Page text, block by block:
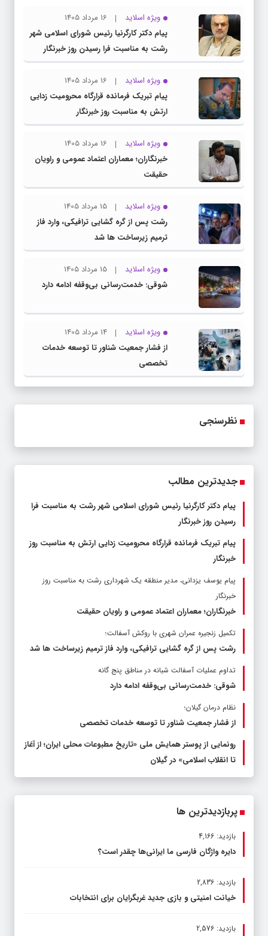
ویژه اسلاید
16 مرداد 1405
پیام دکتر کارگرنیا رئیس شورای اسلامی شهر
رشت به مناسبت فرا رسیدن روز خبرنگار
ویژه اسلاید
16 مرداد 1405
پیام تبریک فرمانده قرارگاه محرومیت‌ زدایی
ارتش به مناسبت روز خبرنگار
ویژه اسلاید
16 مرداد 1405
خبرنگاران؛ معماران اعتماد عمومی و راویان
حقیقت
ویژه اسلاید
15 مرداد 1405
رشت پس از گره گشایی ترافیکی، وارد فاز
ترمیم زیرساخت ها شد
ویژه اسلاید
15 مرداد 1405
شوقی: خدمت‌رسانی بی‌وقفه ادامه دارد
ویژه اسلاید
14 مرداد 1405
از فشار جمعیت شناور تا توسعه خدمات
تخصصی
نظرسنجی
جدیدترین مطالب
پیام دکتر کارگرنیا رئیس شورای اسلامی شهر رشت به مناسبت فرا
رسیدن روز خبرنگار
پیام تبریک فرمانده قرارگاه محرومیت‌ زدایی ارتش به مناسبت روز
خبرنگار
پیام یوسف یزدانی، مدیر منطقه یک شهرداری رشت به مناسبت روز
خبرنگار
خبرنگاران؛ معماران اعتماد عمومی و راویان حقیقت
تکمیل زنجیره عمران شهری با روکش آسفالت؛
رشت پس از گره گشایی ترافیکی، وارد فاز ترمیم زیرساخت ها شد
تداوم عملیات آسفالت‌ شبانه در مناطق پنج گانه
شوقی: خدمت‌رسانی بی‌وقفه ادامه دارد
نظام درمان گیلان؛
از فشار جمعیت شناور تا توسعه خدمات تخصصی
رونمایی از پوستر همایش ملی «تاریخ مطبوعات محلی ایران؛ از آغاز
تا انقلاب اسلامی» در گیلان
پربازدیدترین ها
بازدید: 4,166
دایره واژگان فارسی ما ایرانی‌ها چقدر است؟
بازدید: 2,836
خیانت امنیتی و بازی جدید غربگرایان برای انتخابات
بازدید: 2,576